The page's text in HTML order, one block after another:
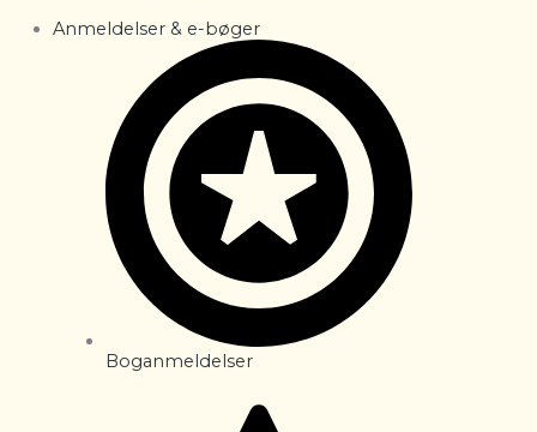
Anmeldelser & e-bøger
Boganmeldelser